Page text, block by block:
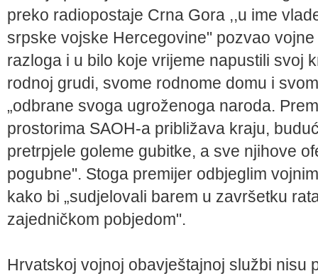
preko radiopostaje Crna Gora ,,u ime
srpske vojske Hercegovine" pozvao
razloga i u bilo koje vrijeme napustili svoj
rodnoj grudi, svome rodnome domu i
„odbrane svoga ugroženoga naroda.
prostorima SAOH-a približava kraju,
pretrpjele goleme gubitke, a sve njihove
pogubne". Stoga premijer odbjeglim
kako bi „sudjelovali barem u završetku
zajedničkom pobjedom".
Hrvatskoj vojnoj obavještajnoj službi nisu